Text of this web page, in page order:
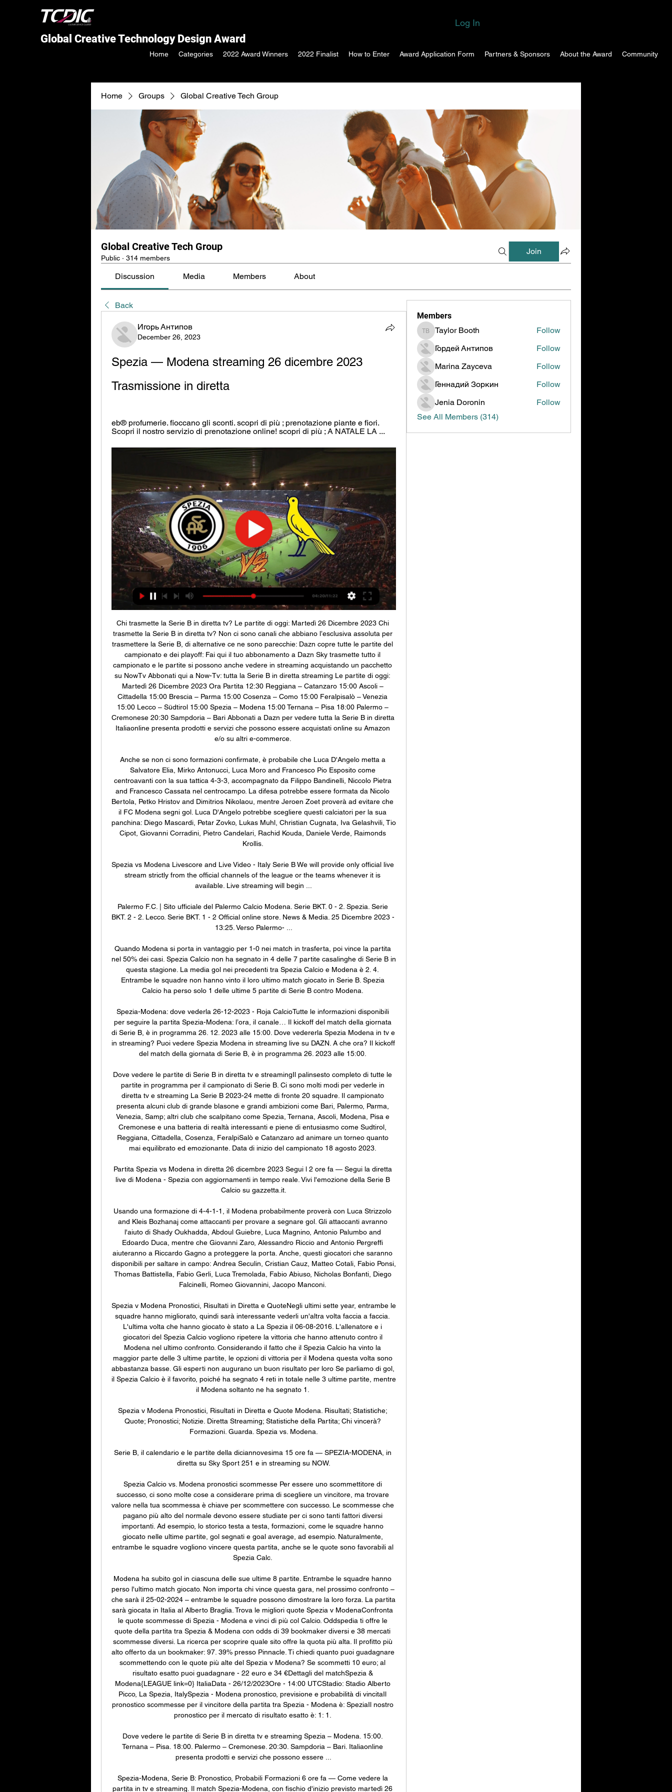
Global Creative Technology Design Award
Log In
Home Categories 2022 Award Winners 2022 Finalist How to Enter Award Application Form Partners & Sponsors About the Award Community
Home Groups Global Creative Tech Group
Global Creative Tech Group
Public · 314 members
Join
Discussion Media Members About
Back
Игорь Антипов
December 26, 2023
Spezia — Modena streaming 26 dicembre 2023
Trasmissione in diretta
eb® profumerie. fioccano gli sconti. scopri di più ; prenotazione piante e fiori.
Scopri il nostro servizio di prenotazione online! scopri di più ; A NATALE LA ...
Chi trasmette la Serie B in diretta tv? Le partite di oggi: Martedì 26 Dicembre 2023 Chi
trasmette la Serie B in diretta tv? Non ci sono canali che abbiano l’esclusiva assoluta per
trasmettere la Serie B, di alternative ce ne sono parecchie: Dazn copre tutte le partite del
campionato e dei playoff: Fai qui il tuo abbonamento a Dazn Sky trasmette tutto il
campionato e le partite si possono anche vedere in streaming acquistando un pacchetto
su NowTv Abbonati qui a Now-Tv: tutta la Serie B in diretta streaming Le partite di oggi:
Martedì 26 Dicembre 2023 Ora Partita 12:30 Reggiana – Catanzaro 15:00 Ascoli –
Cittadella 15:00 Brescia – Parma 15:00 Cosenza – Como 15:00 Feralpisalò – Venezia
15:00 Lecco – Südtirol 15:00 Spezia – Modena 15:00 Ternana – Pisa 18:00 Palermo –
Cremonese 20:30 Sampdoria – Bari Abbonati a Dazn per vedere tutta la Serie B in diretta
Italiaonline presenta prodotti e servizi che possono essere acquistati online su Amazon
e/o su altri e-commerce.
Anche se non ci sono formazioni confirmate, è probabile che Luca D'Angelo metta a
Salvatore Elia, Mirko Antonucci, Luca Moro and Francesco Pio Esposito come
centroavanti con la sua tattica 4-3-3, accompagnato da Filippo Bandinelli, Niccolo Pietra
and Francesco Cassata nel centrocampo. La difesa potrebbe essere formata da Nicolo
Bertola, Petko Hristov and Dimitrios Nikolaou, mentre Jeroen Zoet proverà ad evitare che
il FC Modena segni gol. Luca D'Angelo potrebbe scegliere questi calciatori per la sua
panchina: Diego Mascardi, Petar Zovko, Lukas Muhl, Christian Cugnata, Iva Gelashvili, Tio
Cipot, Giovanni Corradini, Pietro Candelari, Rachid Kouda, Daniele Verde, Raimonds
Krollis.
Spezia vs Modena Livescore and Live Video - Italy Serie B We will provide only official live
stream strictly from the official channels of the league or the teams whenever it is
available. Live streaming will begin ...
Palermo F.C. | Sito ufficiale del Palermo Calcio Modena. Serie BKT. 0 - 2. Spezia. Serie
BKT. 2 - 2. Lecco. Serie BKT. 1 - 2 Official online store. News & Media. 25 Dicembre 2023 -
13:25. Verso Palermo- ...
Quando Modena si porta in vantaggio per 1-0 nei match in trasferta, poi vince la partita
nel 50% dei casi. Spezia Calcio non ha segnato in 4 delle 7 partite casalinghe di Serie B in
questa stagione. La media gol nei precedenti tra Spezia Calcio e Modena è 2. 4.
Entrambe le squadre non hanno vinto il loro ultimo match giocato in Serie B. Spezia
Calcio ha perso solo 1 delle ultime 5 partite di Serie B contro Modena.
Spezia-Modena: dove vederla 26-12-2023 - Roja CalcioTutte le informazioni disponibili
per seguire la partita Spezia-Modena: l’ora, il canale… Il kickoff del match della giornata
di Serie B, è in programma 26. 12. 2023 alle 15:00. Dove vedererla Spezia Modena in tv e
in streaming? Puoi vedere Spezia Modena in streaming live su DAZN. A che ora? Il kickoff
del match della giornata di Serie B, è in programma 26. 2023 alle 15:00.
Dove vedere le partite di Serie B in diretta tv e streamingIl palinsesto completo di tutte le
partite in programma per il campionato di Serie B. Ci sono molti modi per vederle in
diretta tv e streaming La Serie B 2023-24 mette di fronte 20 squadre. Il campionato
presenta alcuni club di grande blasone e grandi ambizioni come Bari, Palermo, Parma,
Venezia, Samp; altri club che scalpitano come Spezia, Ternana, Ascoli, Modena, Pisa e
Cremonese e una batteria di realtà interessanti e piene di entusiasmo come Sudtirol,
Reggiana, Cittadella, Cosenza, FeralpiSalò e Catanzaro ad animare un torneo quanto
mai equilibrato ed emozionante. Data di inizio del campionato 18 agosto 2023.
Partita Spezia vs Modena in diretta 26 dicembre 2023 Segui l 2 ore fa — Segui la diretta
live di Modena - Spezia con aggiornamenti in tempo reale. Vivi l'emozione della Serie B
Calcio su gazzetta.it.
Usando una formazione di 4-4-1-1, il Modena probabilmente proverà con Luca Strizzolo
and Kleis Bozhanaj come attaccanti per provare a segnare gol. Gli attaccanti avranno
l'aiuto di Shady Oukhadda, Abdoul Guiebre, Luca Magnino, Antonio Palumbo and
Edoardo Duca, mentre che Giovanni Zaro, Alessandro Riccio and Antonio Pergreffi
aiuteranno a Riccardo Gagno a proteggere la porta. Anche, questi giocatori che saranno
disponibili per saltare in campo: Andrea Seculin, Cristian Cauz, Matteo Cotali, Fabio Ponsi,
Thomas Battistella, Fabio Gerli, Luca Tremolada, Fabio Abiuso, Nicholas Bonfanti, Diego
Falcinelli, Romeo Giovannini, Jacopo Manconi.
Spezia v Modena Pronostici, Risultati in Diretta e QuoteNegli ultimi sette year, entrambe le
squadre hanno migliorato, quindi sarà interessante vederli un'altra volta faccia a faccia.
L'ultima volta che hanno giocato è stato a La Spezia il 06-08-2016. L'allenatore e i
giocatori del Spezia Calcio vogliono ripetere la vittoria che hanno attenuto contro il
Modena nel ultimo confronto. Considerando il fatto che il Spezia Calcio ha vinto la
maggior parte delle 3 ultime partite, le opzioni di vittoria per il Modena questa volta sono
abbastanza basse. Gli esperti non augurano un buon risultato per loro Se parliamo di gol,
il Spezia Calcio è il favorito, poiché ha segnato 4 reti in totale nelle 3 ultime partite, mentre
il Modena soltanto ne ha segnato 1.
Spezia v Modena Pronostici, Risultati in Diretta e Quote Modena. Risultati; Statistiche;
Quote; Pronostici; Notizie. Diretta Streaming; Statistiche della Partita; Chi vincerà?
Formazioni. Guarda. Spezia vs. Modena.
Serie B, il calendario e le partite della diciannovesima 15 ore fa — SPEZIA-MODENA, in
diretta su Sky Sport 251 e in streaming su NOW.
Spezia Calcio vs. Modena pronostici scommesse Per essere uno scommettitore di
successo, ci sono molte cose a considerare prima di scegliere un vincitore, ma trovare
valore nella tua scommessa è chiave per scommettere con successo. Le scommesse che
pagano più alto del normale devono essere studiate per ci sono tanti fattori diversi
importanti. Ad esempio, lo storico testa a testa, formazioni, come le squadre hanno
giocato nelle ultime partite, gol segnati e goal average, ad esempio. Naturalmente,
entrambe le squadre vogliono vincere questa partita, anche se le quote sono favorabili al
Spezia Calc.
Modena ha subito gol in ciascuna delle sue ultime 8 partite. Entrambe le squadre hanno
perso l'ultimo match giocato. Non importa chi vince questa gara, nel prossimo confronto –
che sarà il 25-02-2024 – entrambe le squadre possono dimostrare la loro forza. La partita
sarà giocata in Italia al Alberto Braglia. Trova le migliori quote Spezia v ModenaConfronta
le quote scommesse di Spezia - Modena e vinci di più col Calcio. Oddspedia ti offre le
quote della partita tra Spezia & Modena con odds di 39 bookmaker diversi e 38 mercati
scommesse diversi. La ricerca per scoprire quale sito offre la quota più alta. Il profitto più
alto offerto da un bookmaker: 97. 39% presso Pinnacle. Ti chiedi quanto puoi guadagnare
scommettendo con le quote più alte del Spezia v Modena? Se scommetti 10 euro; al
risultato esatto puoi guadagnare - 22 euro e 34 €Dettagli del matchSpezia &
Modena{LEAGUE link=0} ItaliaData - 26/12/2023Ore - 14:00 UTCStadio: Stadio Alberto
Picco, La Spezia, ItalySpezia - Modena pronostico, previsione e probabilità di vincitaIl
pronostico scommesse per il vincitore della partita tra Spezia - Modena è: SpeziaIl nostro
pronostico per il mercato di risultato esatto è: 1: 1.
Dove vedere le partite di Serie B in diretta tv e streaming Spezia – Modena. 15:00.
Ternana – Pisa. 18:00. Palermo – Cremonese. 20:30. Sampdoria – Bari. Italiaonline
presenta prodotti e servizi che possono essere ...
Spezia-Modena, Serie B: Pronostico, Probabili Formazioni 6 ore fa — Come vedere la
partita in tv e streaming. Il match Spezia-Modena, con fischio d'inizio previsto martedì 26
Members
Taylor Booth
Taylor Booth
Follow
Гордей Антипов
Follow
Marina Zayceva
Follow
Геннадий Зоркин
Follow
Jenia Doronin
Follow
See All Members (314)